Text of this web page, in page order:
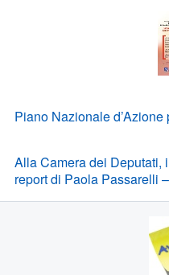
Piano Nazionale
Alla Camera dei Deputati,
report di Paola Passarelli